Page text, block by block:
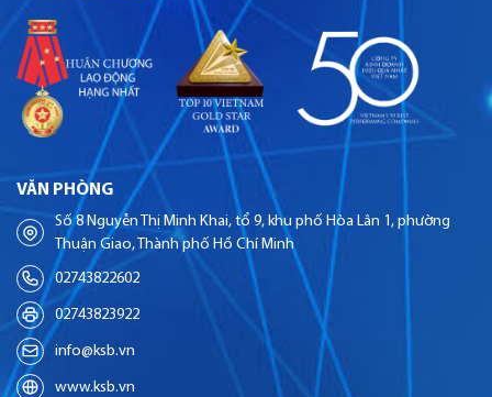
VĂN PHÒNG
Số 8 Nguyễn Thị Minh Khai, tổ 9, khu phố Hòa Lân 1, phường
Thuận Giao, Thành phố Hồ Chí Minh
02743822602
02743823922
info@ksb.vn
www.ksb.vn